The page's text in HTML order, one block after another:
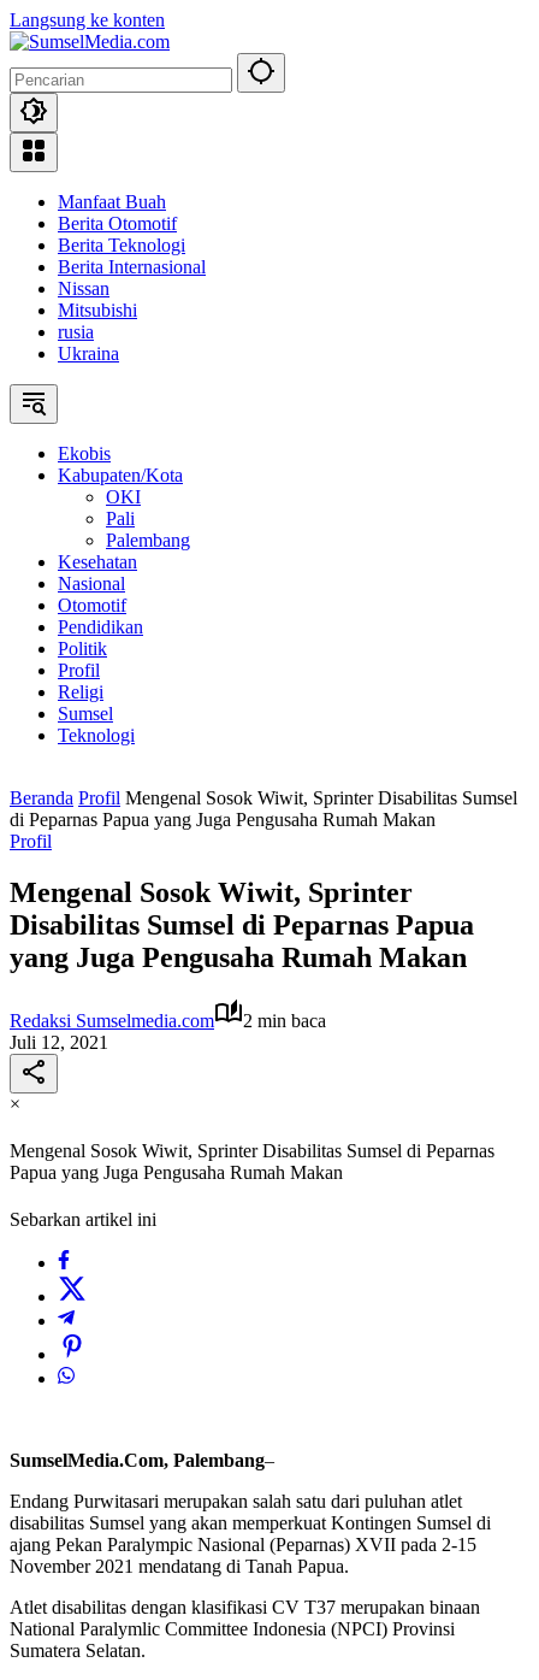
Langsung ke konten
Manfaat Buah
Berita Otomotif
Berita Teknologi
Berita Internasional
Nissan
Mitsubishi
rusia
Ukraina
Ekobis
Kabupaten/Kota
OKI
Pali
Palembang
Kesehatan
Nasional
Otomotif
Pendidikan
Politik
Profil
Religi
Sumsel
Teknologi
Beranda Profil Mengenal Sosok Wiwit, Sprinter Disabilitas Sumsel
di Peparnas Papua yang Juga Pengusaha Rumah Makan
Profil
Mengenal Sosok Wiwit, Sprinter
Disabilitas Sumsel di Peparnas Papua
yang Juga Pengusaha Rumah Makan
Redaksi Sumselmedia.com
2 min baca
Juli 12, 2021
×
Mengenal Sosok Wiwit, Sprinter Disabilitas Sumsel di Peparnas
Papua yang Juga Pengusaha Rumah Makan
Sebarkan artikel ini
SumselMedia.Com, Palembang–
Endang Purwitasari merupakan salah satu dari puluhan atlet
disabilitas Sumsel yang akan memperkuat Kontingen Sumsel di
ajang Pekan Paralympic Nasional (Peparnas) XVII pada 2-15
November 2021 mendatang di Tanah Papua.
Atlet disabilitas dengan klasifikasi CV T37 merupakan binaan
National Paralymlic Committee Indonesia (NPCI) Provinsi
Sumatera Selatan.